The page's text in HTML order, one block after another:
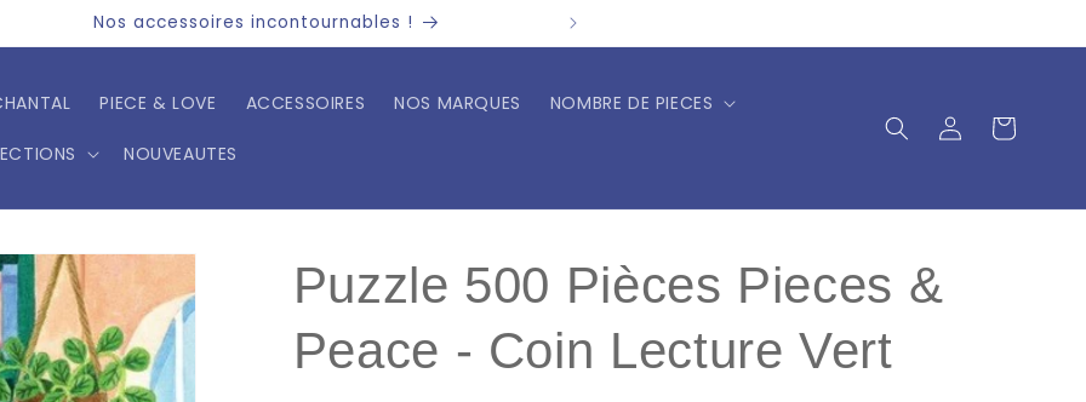
Nos accessoires incontournables !
PIECE & LOVE ACCESSOIRES NOS MARQUES NOMBRE DE PIECES
NOUVEAUTES
ConnexionPanier
Puzzle 500 Pièces Pieces &
Peace - Coin Lecture Vert